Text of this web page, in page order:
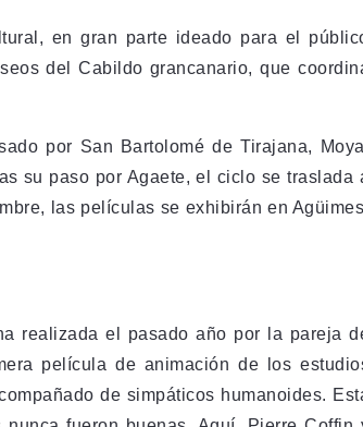
en gran parte ideado para el
del Cabildo grancanario, que
por San Bartolomé de Tirajana,
su paso por Agaete, el ciclo se traslada
las películas se exhibirán en
realizada el pasado año por la pareja
película de animación de los
de simpáticos humanoides.